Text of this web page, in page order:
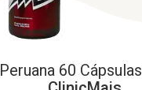
Peruana 60 Cápsulas